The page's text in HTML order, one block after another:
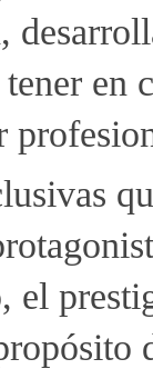
en
el